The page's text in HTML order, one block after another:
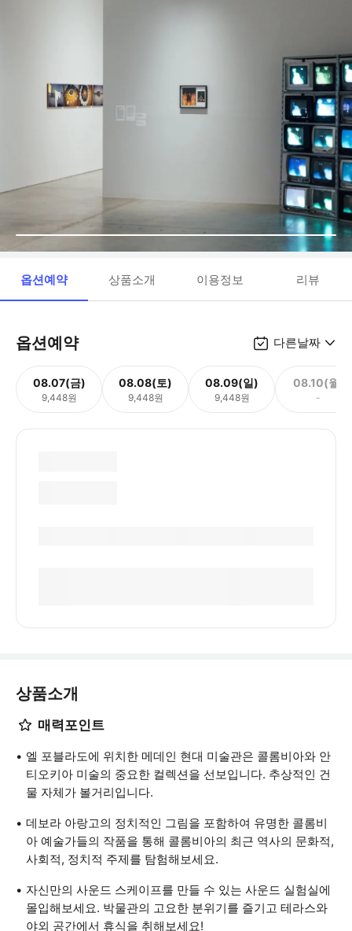
옵션예약 상품소개 이용정보 리뷰
옵션예약 다른날짜
08.07(금)
9,448원
08.08(토)
9,448원
08.09(일)
9,448원
08.10(월)
-
상품소개
매력포인트
엘 포블라도에 위치한 메데인 현대 미술관은 콜롬비아와 안
티오키아 미술의 중요한 컬렉션을 선보입니다. 추상적인 건
물 자체가 볼거리입니다.
데보라 아랑고의 정치적인 그림을 포함하여 유명한 콜롬비
아 예술가들의 작품을 통해 콜롬비아의 최근 역사의 문화적,
사회적, 정치적 주제를 탐험해보세요.
자신만의 사운드 스케이프를 만들 수 있는 사운드 실험실에
몰입해보세요. 박물관의 고요한 분위기를 즐기고 테라스와
야외 공간에서 휴식을 취해보세요!